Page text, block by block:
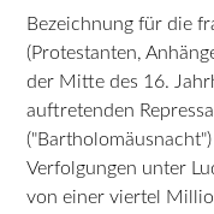
Bezeichnung für die
(Protestanten,
der Mitte des 16.
auftretenden
Verfolgungen unter
von einer viertel